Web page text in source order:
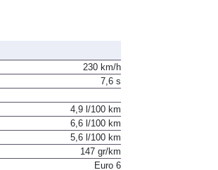
230 km/h
4,9 l/100 km
6,6 l/100 km
5,6 l/100 km
147 gr/km